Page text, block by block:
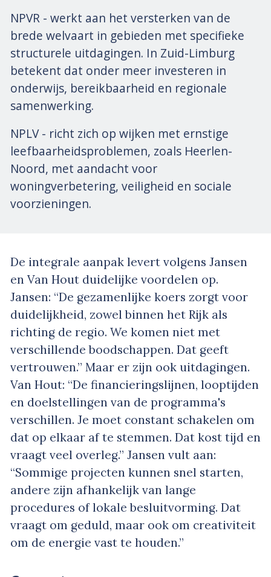
NPVR - werkt aan het versterken van de
brede welvaart in gebieden met specifieke
structurele uitdagingen. In Zuid-Limburg
betekent dat onder meer investeren in
onderwijs, bereikbaarheid en regionale
samenwerking.
NPLV - richt zich op wijken met ernstige
leefbaarheidsproblemen, zoals Heerlen-
Noord, met aandacht voor
woningverbetering, veiligheid en sociale
voorzieningen.
De integrale aanpak levert volgens Jansen
en Van Hout duidelijke voordelen op.
Jansen: “De gezamenlijke koers zorgt voor
duidelijkheid, zowel binnen het Rijk als
richting de regio. We komen niet met
verschillende boodschappen. Dat geeft
vertrouwen.” Maar er zijn ook uitdagingen.
Van Hout: “De financieringslijnen, looptijden
en doelstellingen van de programma's
verschillen. Je moet constant schakelen om
dat op elkaar af te stemmen. Dat kost tijd en
vraagt veel overleg.” Jansen vult aan:
“Sommige projecten kunnen snel starten,
andere zijn afhankelijk van lange
procedures of lokale besluitvorming. Dat
vraagt om geduld, maar ook om creativiteit
om de energie vast te houden.”